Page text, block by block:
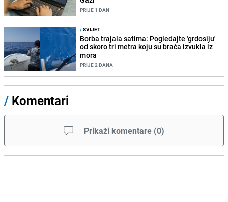
PRIJE 1 DAN
/SVIJET
Borba trajala satima: Pogledajte 'grdosiju'
od skoro tri metra koju su braća izvukla iz
mora
PRIJE 2 DANA
/ Komentari
Prikaži komentare (0)